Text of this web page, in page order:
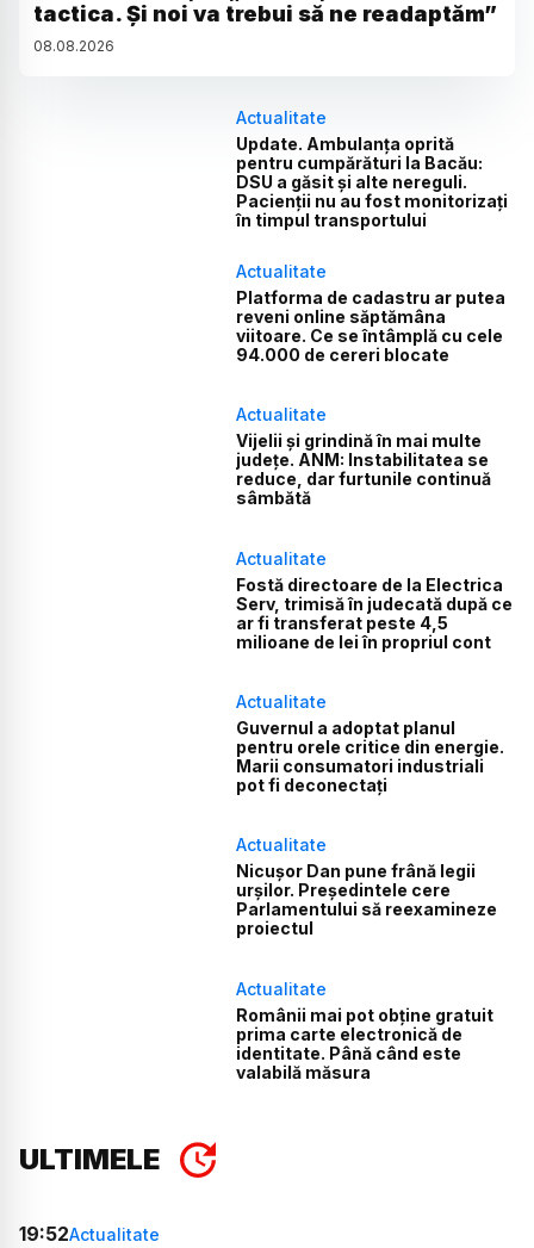
tactica. Și noi va trebui să ne readaptăm”
08.08.2026
Actualitate
Update. Ambulanța oprită
pentru cumpărături la Bacău:
DSU a găsit și alte nereguli.
Pacienții nu au fost monitorizați
în timpul transportului
Actualitate
Platforma de cadastru ar putea
reveni online săptămâna
viitoare. Ce se întâmplă cu cele
94.000 de cereri blocate
Actualitate
Vijelii și grindină în mai multe
județe. ANM: Instabilitatea se
reduce, dar furtunile continuă
sâmbătă
Actualitate
Fostă directoare de la Electrica
Serv, trimisă în judecată după ce
ar fi transferat peste 4,5
milioane de lei în propriul cont
Actualitate
Guvernul a adoptat planul
pentru orele critice din energie.
Marii consumatori industriali
pot fi deconectați
Actualitate
Nicușor Dan pune frână legii
urșilor. Președintele cere
Parlamentului să reexamineze
proiectul
Actualitate
Românii mai pot obține gratuit
prima carte electronică de
identitate. Până când este
valabilă măsura
ULTIMELE
19:52Actualitate